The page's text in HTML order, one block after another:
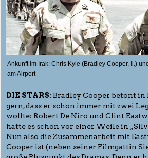
Ankunft im Irak: Chris Kyle (Bradley Cooper, li.)
am Airport
DIE STARS: Bradley Cooper betont
gern, dass er schon immer mit zwei
wollte: Robert De Niro und Clint
hatte es schon vor einer Weile in
Nun also die Zusammenarbeit mit
Cooper ist (neben seiner Filmgattin